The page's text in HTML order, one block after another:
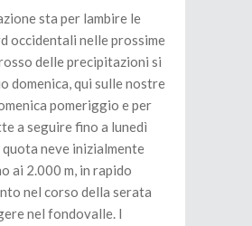
sta per lambire le
occidentali nelle prossime
delle precipitazioni si
domenica, qui sulle nostre
pomeriggio e per
a seguire fino a lunedì
neve inizialmente
ai 2.000 m, in rapido
nel corso della serata
nel fondovalle. I